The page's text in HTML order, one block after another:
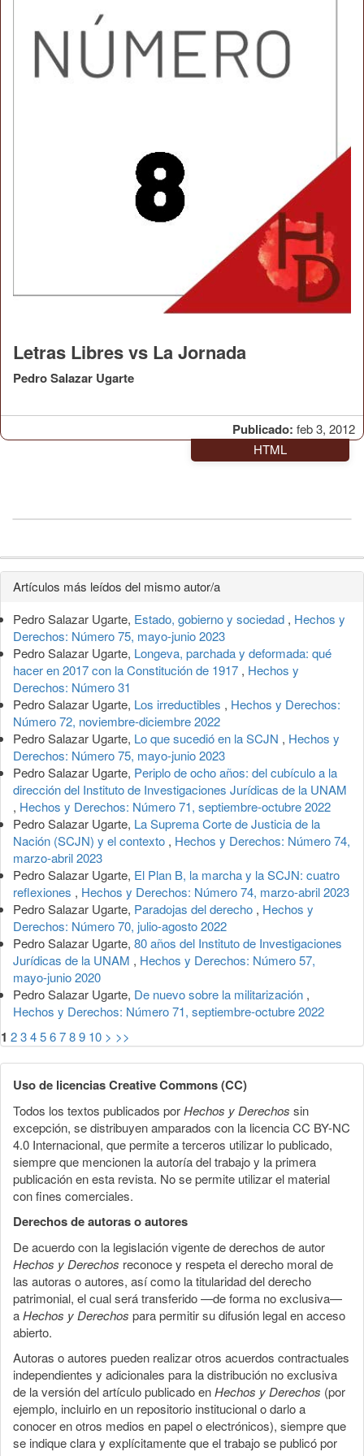
Publicado: feb 3, 2012
Letras Libres vs La Jornada
Pedro Salazar Ugarte
HTML
Detalles
del
artículo
Artículos más leídos del mismo autor/a
Pedro Salazar Ugarte, Estado, gobierno y sociedad , Hechos y
Derechos: Número 75, mayo-junio 2023
Pedro Salazar Ugarte, Longeva, parchada y deformada: qué
hacer en 2017 con la Constitución de 1917 , Hechos y
Derechos: Número 31
Pedro Salazar Ugarte, Los irreductibles , Hechos y Derechos:
Número 72, noviembre-diciembre 2022
Pedro Salazar Ugarte, Lo que sucedió en la SCJN , Hechos y
Derechos: Número 75, mayo-junio 2023
Pedro Salazar Ugarte, Periplo de ocho años: del cubículo a la
dirección del Instituto de Investigaciones Jurídicas de la UNAM
, Hechos y Derechos: Número 71, septiembre-octubre 2022
Pedro Salazar Ugarte, La Suprema Corte de Justicia de la
Nación (SCJN) y el contexto , Hechos y Derechos: Número 74,
marzo-abril 2023
Pedro Salazar Ugarte, El Plan B, la marcha y la SCJN: cuatro
reflexiones , Hechos y Derechos: Número 74, marzo-abril 2023
Pedro Salazar Ugarte, Paradojas del derecho , Hechos y
Derechos: Número 70, julio-agosto 2022
Pedro Salazar Ugarte, 80 años del Instituto de Investigaciones
Jurídicas de la UNAM , Hechos y Derechos: Número 57,
mayo-junio 2020
Pedro Salazar Ugarte, De nuevo sobre la militarización ,
Hechos y Derechos: Número 71, septiembre-octubre 2022
1 23456789 10 > >>
Uso de licencias Creative Commons (CC)
Todos los textos publicados porHechos y Derechos sin
excepción, se distribuyen amparados con la licencia CC BY-NC
4.0 Internacional, que permite a terceros utilizar lo publicado,
siempre que mencionen la autoría del trabajo y la primera
publicación en esta revista. No se permite utilizar el material
con fines comerciales.
Derechos de autoras o autores
De acuerdo con la legislación vigente de derechos de autor
Hechos y Derechos reconoce y respeta el derecho moral de
las autoras o autores, así como la titularidad del derecho
patrimonial, el cual será transferido —de forma no exclusiva—
aHechos y Derechos para permitir su difusión legal en acceso
abierto.
Autoras o autores pueden realizar otros acuerdos contractuales
independientes y adicionales para la distribución no exclusiva
de la versión del artículo publicado enHechos y Derechos (por
ejemplo, incluirlo en un repositorio institucional o darlo a
conocer en otros medios en papel o electrónicos), siempre que
se indique clara y explícitamente que el trabajo se publicó por